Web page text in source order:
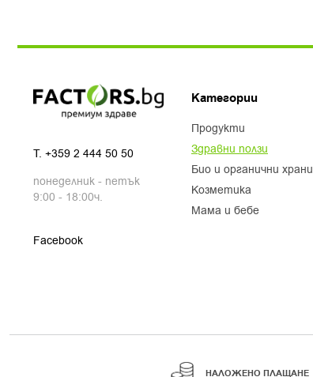
T. +359 2 444 50 50
понеделник - петък
9:00 - 18:00ч.
Facebook
Категории
продукти
здравни ползи
био и органични храни
козметика
мама и бебе
НАЛОЖЕНО ПЛАЩАНЕ